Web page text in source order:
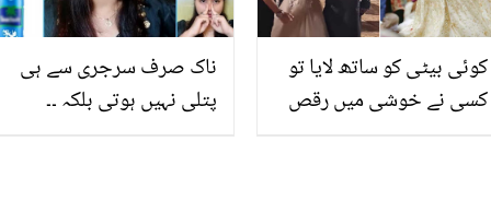
ناک صرف سرجری سے ہی
پتلی نہیں ہوتی بلکہ ۔۔
کوئی بیٹی کو ساتھ لایا تو
کسی نے خوشی میں رقص